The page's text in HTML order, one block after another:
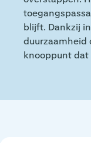
blijft. Dankzij
duurzaamheid
knooppunt dat